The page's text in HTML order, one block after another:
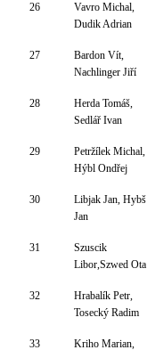
26
Vavro Michal,
Dudik Adrian
27
Bardon Vít,
Nachlinger Jiří
28
Herda Tomáš,
Sedlář Ivan
29
Petržílek Michal,
Hýbl Ondřej
30
Libjak Jan, Hybš
Jan
31
Szuscik
Libor,Szwed Ota
32
Hrabalík Petr,
Tosecký Radim
33
Kriho Marian,